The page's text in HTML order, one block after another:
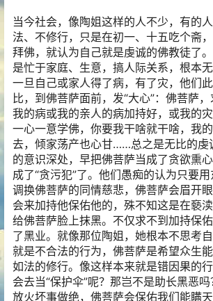
当今社会，像陶姐这样的人不少，有的
法、不修行，只是在初一、十五吃个斋
拜佛，就认为自己就是虔诚的佛教徒了
是忙于家庭、生意，搞人际关系，根本
一旦自己或家人得了病，有了灾，他们
比，到佛菩萨面前，发“大心”：佛菩萨
我的病或我的亲人的病加持好，或我的
一心一意学佛，你要我干啥就干啥，我
去，倾家荡产也心甘……总之是无比的虔
的意识深处，早把佛菩萨当成了贪欲熏
成了“贪污犯”了。他们愚痴的认为只要
调换佛菩萨的同情慈悲，佛菩萨会眉开
会来加持他保佑他的，殊不知这是在褻
给佛菩萨脸上抹黑。不仅求不到加持保
了黑业。就像那位陶姐，她根本不思考
就是不合法的行为，佛菩萨是希望众生
如法的修行。像这样本来就是错因果的
会去当“保护伞”呢？那岂不是助长黑恶
放火坏事做绝，佛菩萨会保佑我们能瞒